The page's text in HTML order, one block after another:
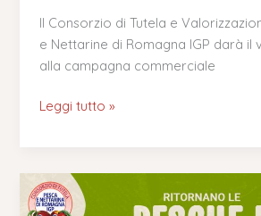
Il Consorzio di Tutela e
e Nettarine di Romagna IGP darà il
alla campagna commerciale
Leggi tutto »
Ritornano
le